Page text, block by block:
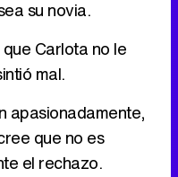
su novia.
Carlota no le
mal.
apasionadamente,
que no es
el rechazo.